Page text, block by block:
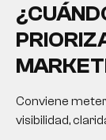
Conviene
visibilidad,